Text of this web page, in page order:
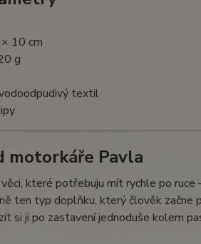
10 cm
g
textil
motorkáře Pavla
které potřebuju mít rychle po
ten typ doplňku, který člověk začne
si ji po zastavení jednoduše kolem